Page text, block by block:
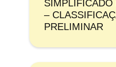
SIMPLIFICADO
–
PRELIMINAR